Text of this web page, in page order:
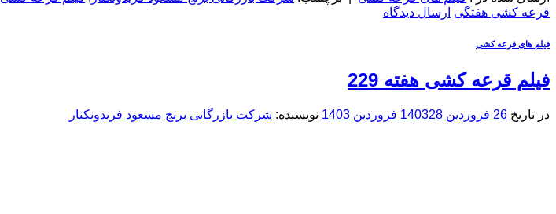
قرعه کشی هفتگی ارسال دیدگاه
فیلم های قرعه کشی
فیلم قرعه کشی هفته 229
در تاریخ 26 فروردین 1403 28 فروردین 1403 نویسنده: شرکت بازرگانی برنج مسعود فریدونکنار